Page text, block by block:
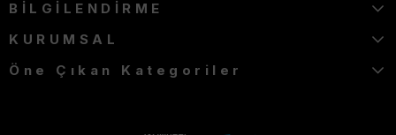
BİLGİLENDİRME
KURUMSAL
Öne Çıkan Kategoriler